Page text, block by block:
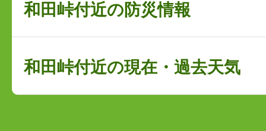
和田峠付近の防災情報
和田峠付近の現在・過去天気